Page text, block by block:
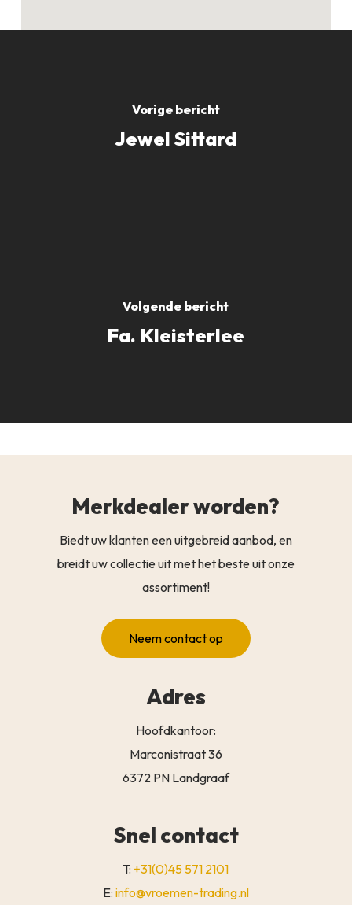
Vorige bericht
Jewel Sittard
Volgende bericht
Fa. Kleisterlee
Merkdealer worden?
Biedt uw klanten een uitgebreid aanbod, en
breidt uw collectie uit met het beste uit onze
assortiment!
Neem contact op
Adres
Hoofdkantoor:
Marconistraat 36
6372 PN Landgraaf
Snel contact
T: +31(0)45 571 2101
E: info@vroemen-trading.nl